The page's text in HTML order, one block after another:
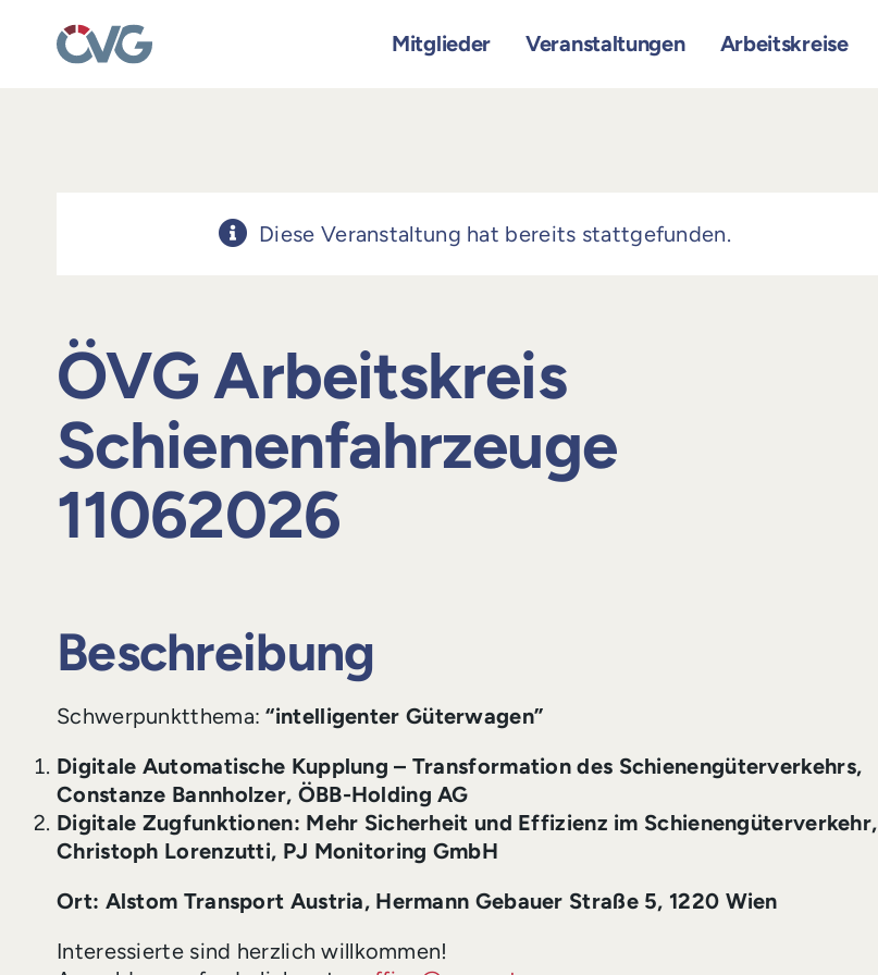
content
Mitglieder Veranstaltungen Arbeitskreise
Diese Veranstaltung hat bereits stattgefunden.
ÖVG Arbeitskreis
Schienenfahrzeuge
11062026
Beschreibung
Schwerpunktthema:“intelligenter Güterwagen”
Digitale Automatische Kupplung – Transformation des Schienengüterverkehrs,
Constanze Bannholzer, ÖBB-Holding AG
Digitale Zugfunktionen: Mehr Sicherheit und Effizienz im Schienengüterverkehr,
Christoph Lorenzutti, PJ Monitoring GmbH
Ort: Alstom Transport Austria, Hermann Gebauer Straße 5, 1220 Wien
Interessierte sind herzlich willkommen!